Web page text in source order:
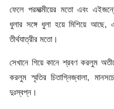
ফেলে পরমাত্মীয়ের মতো এবং
ধুলার সঙ্গে ধুলা হয়ে মিশিয়ে আছে,
তীর্থযাত্রীর মতো।
সেখানে গিয়ে কানে শ্রবণ করলুম
করলুম স্মৃতির চিতাগ্নিজ্বালা,
দুঃস্বপ্ন।